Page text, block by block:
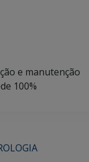
e manutenção
100%